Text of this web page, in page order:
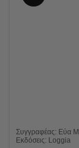
Συγγραφέας: Εύα
Εκδόσεις: Loggia